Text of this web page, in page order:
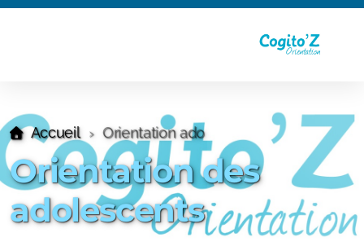
Accueil Orientation ado
Orientation des
adolescents